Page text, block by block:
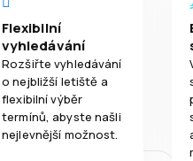
Flexibilní
vyhledávání
Rozšiřte vyhledávání
o nejbližší letiště a
flexibilní výběr
termínů, abyste našli
nejlevnější možnost.